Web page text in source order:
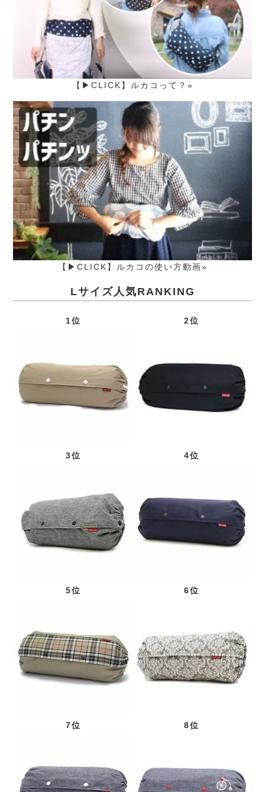
【▶CLICK】ルカコって？»
【▶CLICK】ルカコの使い方動画»
Lサイズ人気RANKING
1位 2位
3位 4位
5位 6位
7位 8位